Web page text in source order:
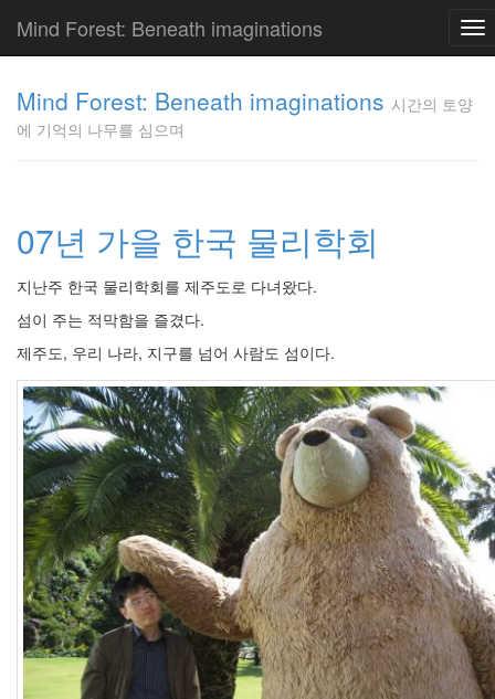
Mind Forest: Beneath imaginations
Mind Forest: Beneath imaginations 시간의 토양
에 기억의 나무를 심으며
07년 가을 한국 물리학회
지난주 한국 물리학회를 제주도로 다녀왔다.
섬이 주는 적막함을 즐겼다.
제주도, 우리 나라, 지구를 넘어 사람도 섬이다.
이
의
글
러
스
단
상
덕
질
의
끝
[영
화]
인
사
이
드
아
웃
LG
전